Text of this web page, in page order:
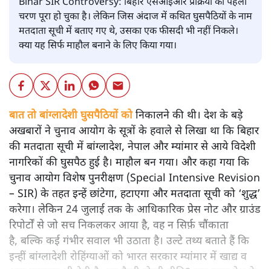
Bihar SIR Controversy: बिहार एसआईआर प्रक्रिया का पहला
चरण पूरा हो चुका है। लेकिन जिस अंदाज में कथित घुसपैठियों के नाम
मतदाता सूची में बताए गए थे, उसका एक फीसदी भी नहीं निकले।
क्या यह सिर्फ माहौल बनाने के लिए किया गया।
बात तो बांग्लादेशी घुसपैठियों कोनिकालने की थी। देश के बड़े
अखबारों ने चुनाव आयोग के सूत्रों के हवाले से लिखा था कि बिहार
की मतदाता सूची में बांग्लादेश, नेपाल और म्यांमार से आये विदेशी
नागरिकों की घुसपैठ हुई है। माहौल बन गया। और कहा गया कि
चुनाव आयोग विशेष पुनरीक्षण (Special Intensive Revision
– SIR) के तहत इन्हें छांटेगा, हटाएगा और मतदाता सूची को ‘शुद्ध’
करेगा। लेकिन 24 जुलाई तक के आधिकारिक प्रेस नोट और ग्राउंड
रिपोर्टों से जो सच निकलकर आया है, वह न सिर्फ़ चौंकाता
है, बल्कि कई गंभीर सवाल भी उठाता है। उल्टे तथ्य बताते हैं कि
इन्हीं बांग्लादेशी रोहिंग्याओं को भारत सरकार म्यांमार में खाद्य व